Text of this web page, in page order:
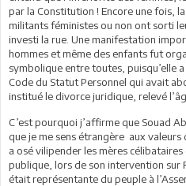
par la Constitution ! Encore une fois,
militants féministes ou non ont sorti
investi la rue. Une manifestation
hommes et même des enfants fut
symbolique entre toutes, puisqu’elle
Code du Statut Personnel qui avait
institué le divorce juridique, relevé
C’est pourquoi j’affirme que Souad
que je me sens étrangère aux valeurs
a osé vilipender les mères
publique, lors de son intervention sur
était représentante du peuple à